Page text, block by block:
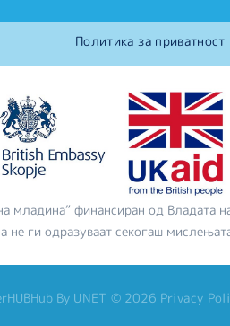
Политика за приватност
младина“ финансиран од
не ги одразуваат секогаш
By UNET © 2026 Privacy